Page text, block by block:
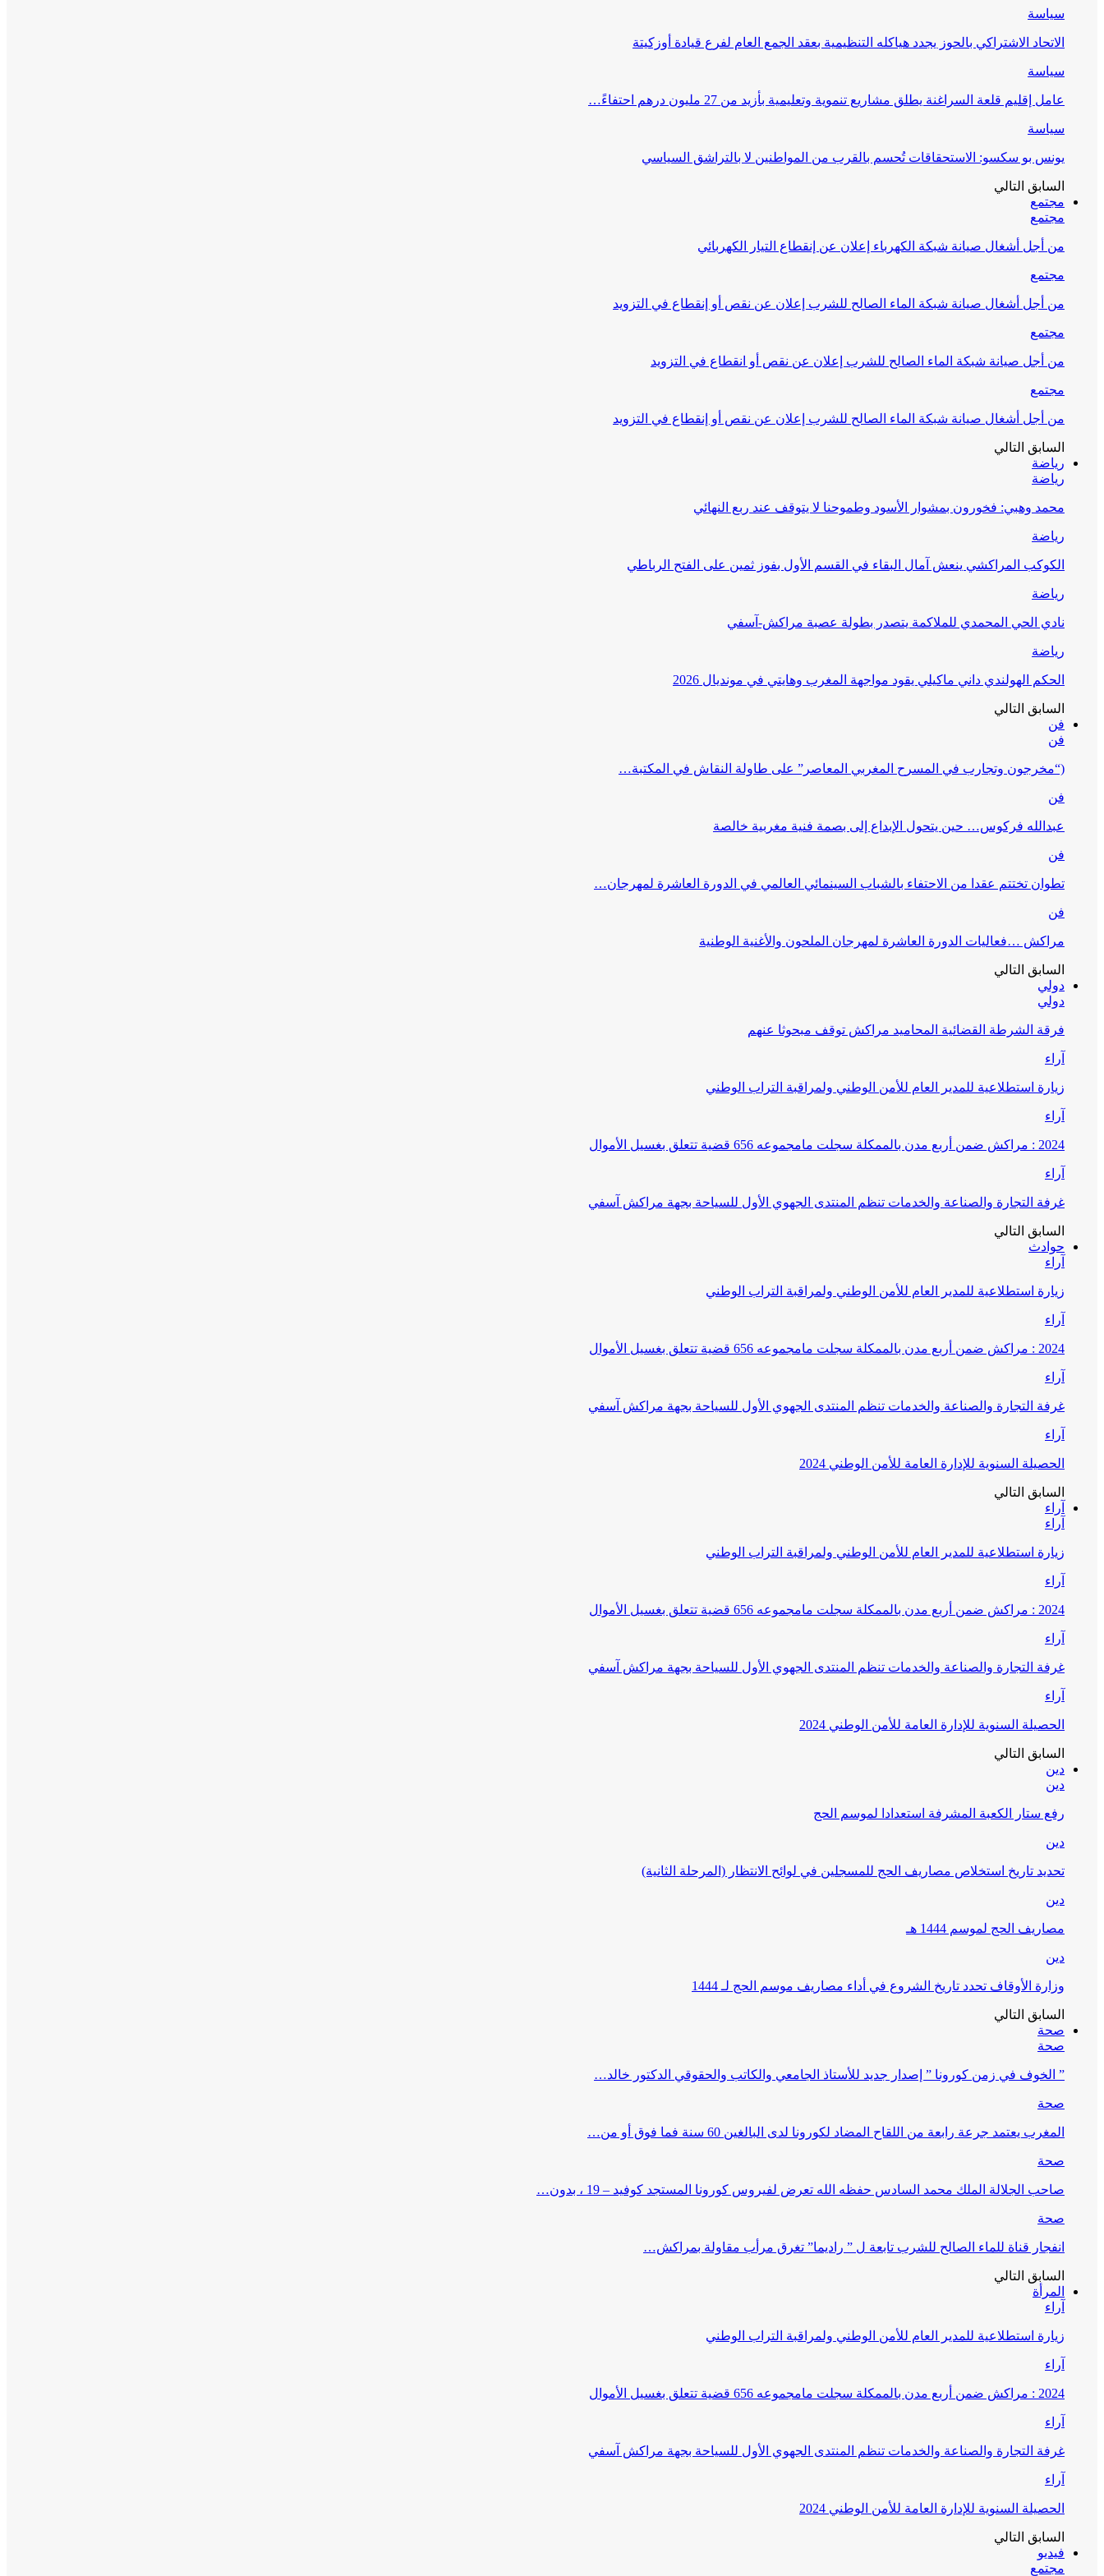
سياسة
الاتحاد الاشتراكي بالحوز يجدد هياكله التنظيمية بعقد الجمع العام لفرع قيادة أوزكيتة
سياسة
عامل إقليم قلعة السراغنة يطلق مشاريع تنموية وتعليمية بأزيد من 27 مليون درهم احتفاءً…
سياسة
يونس بو سكسو: الاستحقاقات تُحسم بالقرب من المواطنين لا بالتراشق السياسي
السابق التالي
مجتمع
مجتمع
من أجل أشغال صيانة شبكة الكهرباء إعلان عن إنقطاع التيار الكهربائي
مجتمع
من أجل أشغال صيانة شبكة الماء الصالح للشرب إعلان عن نقص أو إنقطاع في التزويد
مجتمع
من أجل صيانة شبكة الماء الصالح للشرب إعلان عن نقص أو انقطاع في التزويد
مجتمع
من أجل أشغال صيانة شبكة الماء الصالح للشرب إعلان عن نقص أو إنقطاع في التزويد
السابق التالي
رياضة
رياضة
محمد وهبي: فخورون بمشوار الأسود وطموحنا لا يتوقف عند ربع النهائي
رياضة
الكوكب المراكشي ينعش آمال البقاء في القسم الأول بفوز ثمين على الفتح الرباطي
رياضة
نادي الحي المحمدي للملاكمة يتصدر بطولة عصبة مراكش-آسفي
رياضة
الحكم الهولندي داني ماكيلي يقود مواجهة المغرب وهايتي في مونديال 2026
السابق التالي
فن
فن
(“مخرجون وتجارب في المسرح المغربي المعاصر” على طاولة النقاش في المكتبة…
فن
عبدالله فركوس… حين يتحول الإبداع إلى بصمة فنية مغربية خالصة
فن
تطوان تختتم عقدا من الاحتفاء بالشباب السينمائي العالمي في الدورة العاشرة لمهرجان…
فن
مراكش …فعاليات الدورة العاشرة لمهرجان الملحون والأغنية الوطنية
السابق التالي
دولي
دولي
فرقة الشرطة القضائية المحاميد مراكش توقف مبحوثا عنهم
آراء
زيارة استطلاعية للمدير العام للأمن الوطني ولمراقبة التراب الوطني
آراء
2024 : مراكش ضمن أربع مدن بالممكلة سجلت مامجموعه 656 قضية تتعلق بغسيل الأموال
آراء
غرفة التجارة والصناعة والخدمات تنظم المنتدى الجهوي الأول للسياحة بجهة مراكش آسفي
السابق التالي
حوادث
آراء
زيارة استطلاعية للمدير العام للأمن الوطني ولمراقبة التراب الوطني
آراء
2024 : مراكش ضمن أربع مدن بالممكلة سجلت مامجموعه 656 قضية تتعلق بغسيل الأموال
آراء
غرفة التجارة والصناعة والخدمات تنظم المنتدى الجهوي الأول للسياحة بجهة مراكش آسفي
آراء
الحصيلة السنوية للإدارة العامة للأمن الوطني 2024
السابق التالي
آراء
آراء
زيارة استطلاعية للمدير العام للأمن الوطني ولمراقبة التراب الوطني
آراء
2024 : مراكش ضمن أربع مدن بالممكلة سجلت مامجموعه 656 قضية تتعلق بغسيل الأموال
آراء
غرفة التجارة والصناعة والخدمات تنظم المنتدى الجهوي الأول للسياحة بجهة مراكش آسفي
آراء
الحصيلة السنوية للإدارة العامة للأمن الوطني 2024
السابق التالي
دين
دين
رفع ستار الكعبة المشرفة استعدادا لموسم الحج
دين
تحديد تاريخ استخلاص مصاريف الحج للمسجلين في لوائح الانتظار (المرحلة الثانية)
دين
مصاريف الحج لموسم 1444 هـ
دين
وزارة الأوقاف تحدد تاريخ الشروع في أداء مصاريف موسم الحج لـ 1444
السابق التالي
صحة
صحة
” الخوف في زمن كورونا ” إصدار جديد للأستاذ الجامعي والكاتب والحقوقي الدكتور خالد…
صحة
المغرب يعتمد جرعة رابعة من اللقاح المضاد لكورونا لدى البالغين 60 سنة فما فوق أو من…
صحة
صاحب الجلالة الملك محمد السادس حفظه الله تعرض لفيروس كورونا المستجد كوفيد – 19 ، بدون…
صحة
انفجار قناة للماء الصالح للشرب تابعة ل ” راديما” تغرق مرأب مقاولة بمراكش…
السابق التالي
المرأة
آراء
زيارة استطلاعية للمدير العام للأمن الوطني ولمراقبة التراب الوطني
آراء
2024 : مراكش ضمن أربع مدن بالممكلة سجلت مامجموعه 656 قضية تتعلق بغسيل الأموال
آراء
غرفة التجارة والصناعة والخدمات تنظم المنتدى الجهوي الأول للسياحة بجهة مراكش آسفي
آراء
الحصيلة السنوية للإدارة العامة للأمن الوطني 2024
السابق التالي
فيديو
مجتمع